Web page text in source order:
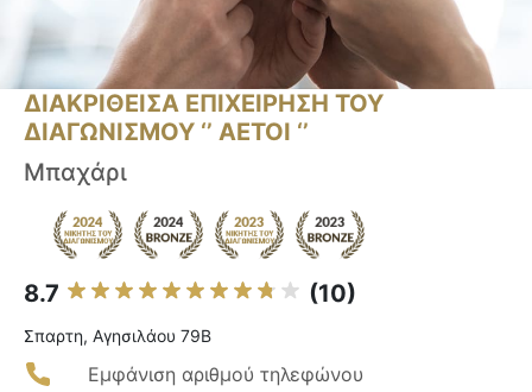
ΔΙΑΚΡΙΘΕΙΣΑ ΕΠΙΧΕΙΡΗΣΗ ΤΟΥ
ΔΙΑΓΩΝΙΣΜΟΥ ‘’ ΑΕΤΟΙ ‘’
Μπαχάρι
8.7 (10)
Σπαρτη, Αγησιλάου 79Β
Εμφάνιση αριθμού τηλεφώνου